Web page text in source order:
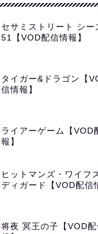
セサミストリート シー
51【VOD配信情報】
タイガー&ドラゴン【
信情報】
ライアーゲーム【VOD
報】
ヒットマンズ・ワイフ
ディガード【VOD配信
将夜 冥王の子【VOD配